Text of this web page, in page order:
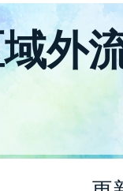
外